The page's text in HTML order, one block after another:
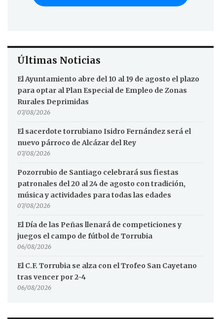
Últimas Noticias
El Ayuntamiento abre del 10 al 19 de agosto el plazo
para optar al Plan Especial de Empleo de Zonas
Rurales Deprimidas
07/08/2026
El sacerdote torrubiano Isidro Fernández será el
nuevo párroco de Alcázar del Rey
07/08/2026
Pozorrubio de Santiago celebrará sus fiestas
patronales del 20 al 24 de agosto con tradición,
música y actividades para todas las edades
07/08/2026
El Día de las Peñas llenará de competiciones y
juegos el campo de fútbol de Torrubia
06/08/2026
El C.F. Torrubia se alza con el Trofeo San Cayetano
tras vencer por 2-4
06/08/2026